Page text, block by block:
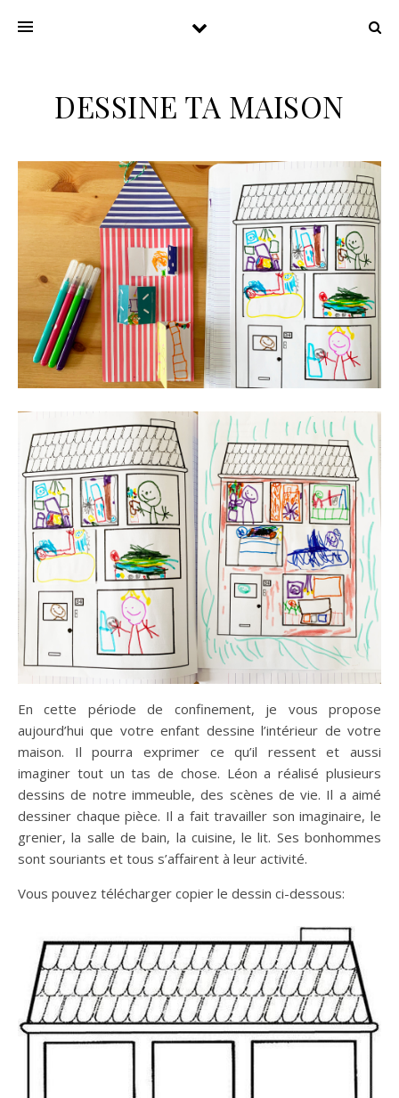
Facebook
sur Twittersur Instagram
Facebook
sur Twittersur Instagram
DESSINE TA MAISON
En cette période de confinement, je vous propose
aujourd’hui que votre enfant dessine l’intérieur de votre
maison. Il pourra exprimer ce qu’il ressent et aussi
imaginer tout un tas de chose. Léon a réalisé plusieurs
dessins de notre immeuble, des scènes de vie. Il a aimé
dessiner chaque pièce. Il a fait travailler son imaginaire, le
grenier, la salle de bain, la cuisine, le lit. Ses bonhommes
sont souriants et tous s’affairent à leur activité.
Vous pouvez télécharger copier le dessin ci-dessous: